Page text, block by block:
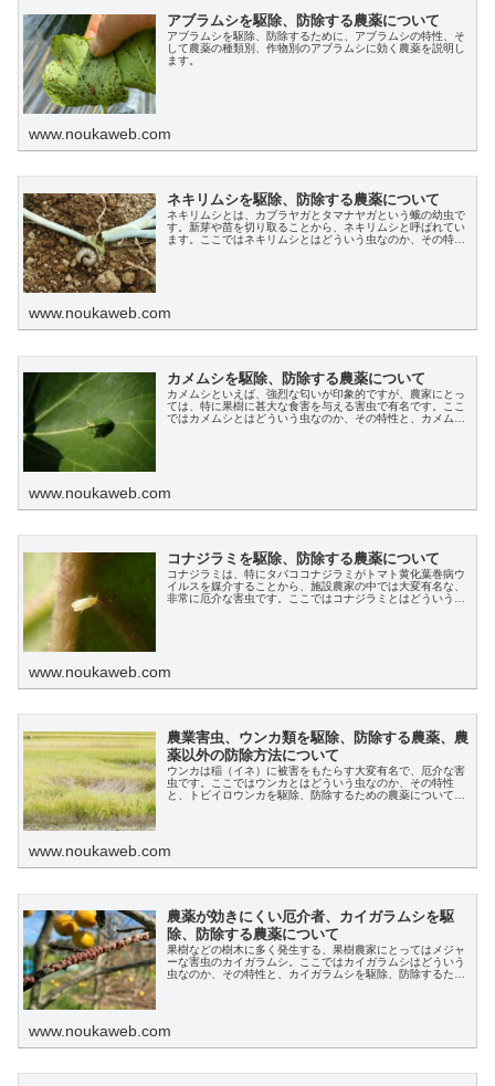
アブラムシを駆除、防除する農薬について
アブラムシを駆除、防除するために、アブラムシの特性、そ
して農薬の種類別、作物別のアブラムシに効く農薬を説明し
ます。
www.noukaweb.com
ネキリムシを駆除、防除する農薬について
ネキリムシとは、カブラヤガとタマナヤガという蛾の幼虫で
す。新芽や苗を切り取ることから、ネキリムシと呼ばれてい
ます。ここではネキリムシとはどういう虫なのか、その特性
www.noukaweb.com
カメムシを駆除、防除する農薬について
カメムシといえば、強烈な匂いが印象的ですが、農家にとっ
ては、特に果樹に甚大な食害を与える害虫で有名です。ここ
ではカメムシとはどういう虫なのか、その特性と、カメムシ
www.noukaweb.com
コナジラミを駆除、防除する農薬について
コナジラミは、特にタバココナジラミがトマト黄化葉巻病ウ
イルスを媒介することから、施設農家の中では大変有名な、
非常に厄介な害虫です。ここではコナジラミとはどういう虫
www.noukaweb.com
農業害虫、ウンカ類を駆除、防除する農薬、農
薬以外の防除方法について
ウンカは稲（イネ）に被害をもたらす大変有名で、厄介な害
虫です。ここではウンカとはどういう虫なのか、その特性
と、トビイロウンカを駆除、防除するための農薬について解
www.noukaweb.com
農薬が効きにくい厄介者、カイガラムシを駆
除、防除する農薬について
果樹などの樹木に多く発生する、果樹農家にとってはメジャ
ーな害虫のカイガラムシ。ここではカイガラムシはどういう
虫なのか、その特性と、カイガラムシを駆除、防除するため
www.noukaweb.com